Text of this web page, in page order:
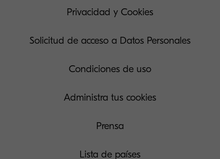
Privacidad y Cookies
Solicitud de acceso a Datos Personales
Condiciones de uso
Administra tus cookies
Prensa
Lista de países